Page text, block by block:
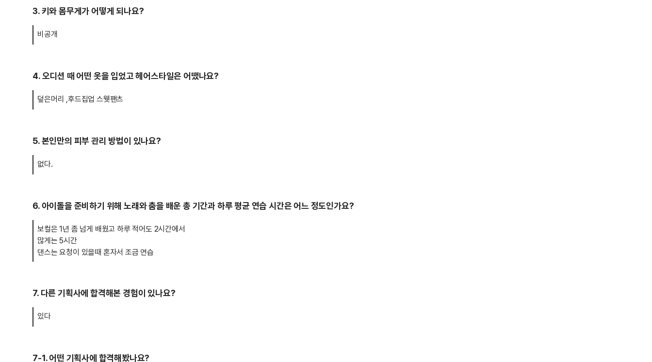
3. 키와 몸무게가 어떻게 되나요?
비공개
4. 오디션 때 어떤 옷을 입었고 헤어스타일은 어땠나요?
덮은머리 ,후드집업 스웻팬츠
5. 본인만의 피부 관리 방법이 있나요?
없다.
6. 아이돌을 준비하기 위해 노래와 춤을 배운 총 기간과 하루 평균 연습 시간은 어느 정도인가요?
보컬은 1년 좀 넘게 배웠고 하루 적어도 2시간에서
많게는 5시간
댄스는 요청이 있을때 혼자서 조금 연습
7. 다른 기획사에 합격해본 경험이 있나요?
있다
7-1. 어떤 기획사에 합격해봤나요?